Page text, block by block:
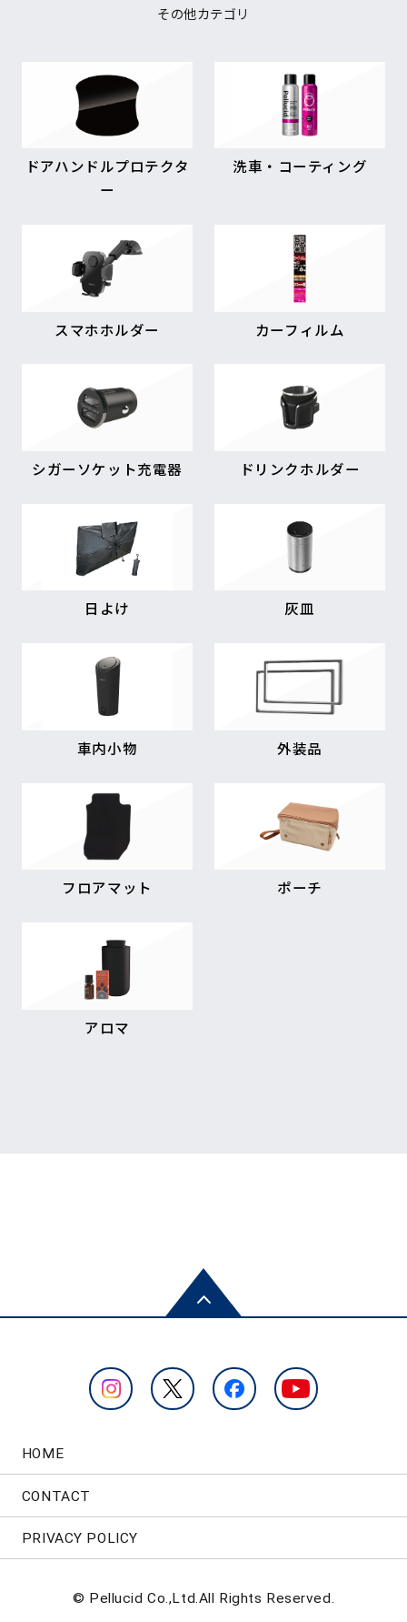
その他カテゴリ
ドアハンドルプロテクタ
ー
洗車・コーティング
スマホホルダー カーフィルム
シガーソケット充電器 ドリンクホルダー
日よけ 灰皿
車内小物 外装品
フロアマット ポーチ
アロマ
HOME
CONTACT
PRIVACY POLICY
© Pellucid Co.,Ltd.All Rights Reserved.